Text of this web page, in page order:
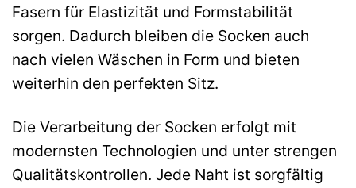
Fasern für Elastizität und Formstabilität
sorgen. Dadurch bleiben die Socken auch
nach vielen Wäschen in Form und bieten
weiterhin den perfekten Sitz.
Die Verarbeitung der Socken erfolgt mit
modernsten Technologien und unter strengen
Qualitätskontrollen. Jede Naht ist sorgfältig